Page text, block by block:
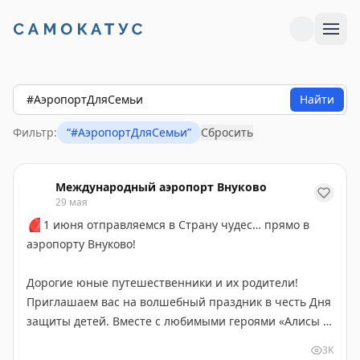
Найти
Фильтр: “#АэропортДляСемьи” Сбросить
Международный аэропорт Внуково
29 мая
🎈 1 июня отправляемся в Страну чудес… прямо в
аэропорту Внуково!
Дорогие юные путешественники и их родители!
Приглашаем вас на волшебный праздник в честь Дня
защиты детей. Вместе с любимыми героями «Алисы в
3K